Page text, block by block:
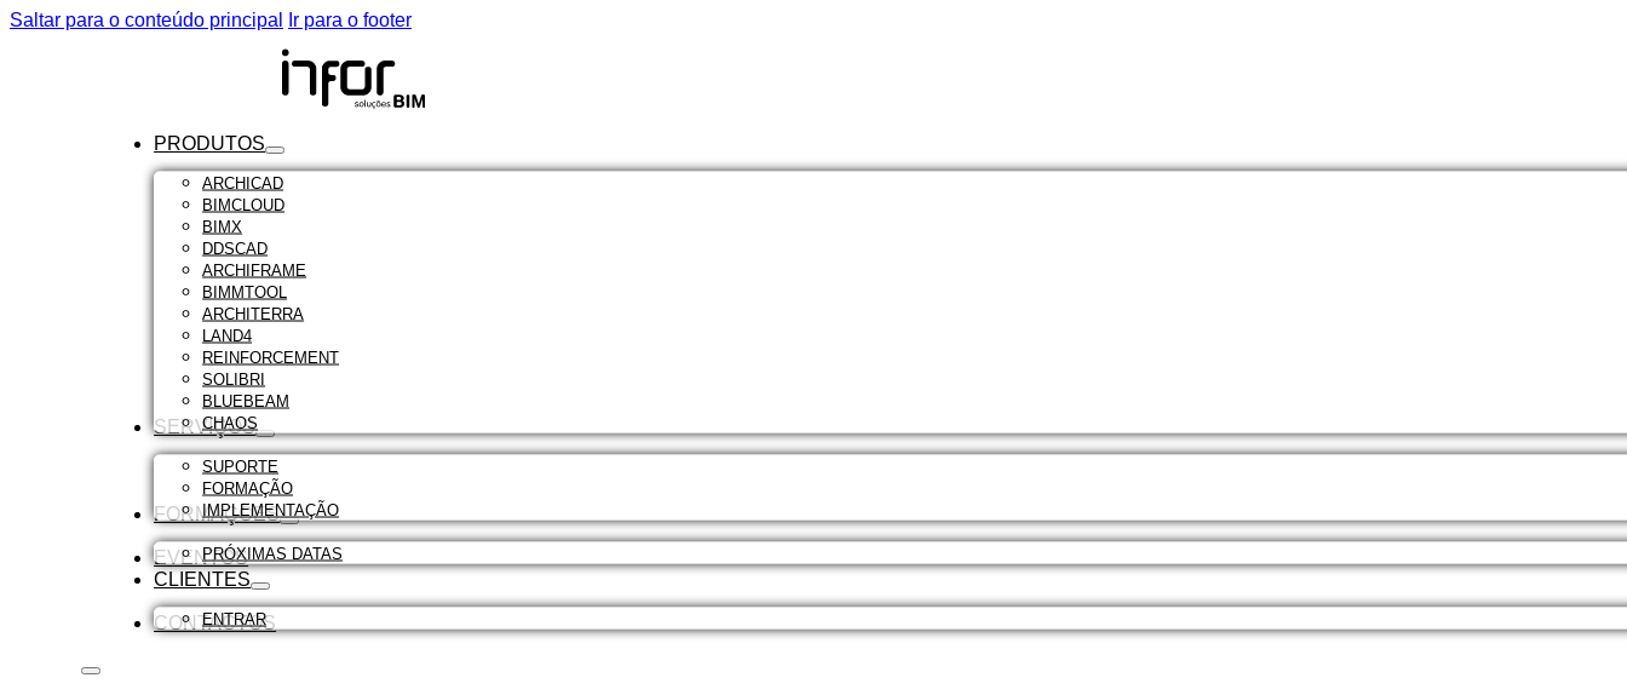
Saltar para o conteúdo principal Ir para o footer
PRODUTOS
ARCHICAD
BIMCLOUD
BIMX
DDSCAD
ARCHIFRAME
BIMMTOOL
ARCHITERRA
LAND4
REINFORCEMENT
SOLIBRI
BLUEBEAM
CHAOS
SERVIÇOS
SUPORTE
FORMAÇÃO
IMPLEMENTAÇÃO
FORMAÇÕES
PRÓXIMAS DATAS
EVENTOS
CLIENTES
ENTRAR
CONTACTOS